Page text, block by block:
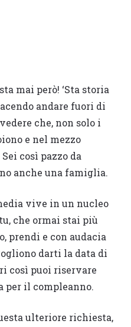
mai però! ‘Sta storia
andare fuori di
che, non solo i
e nel mezzo
così pazzo da
anche una famiglia.
vive in un nucleo
che ormai stai più
prendi e con audacia
darti la data di
così puoi riservare
per il compleanno.
ulteriore richiesta,